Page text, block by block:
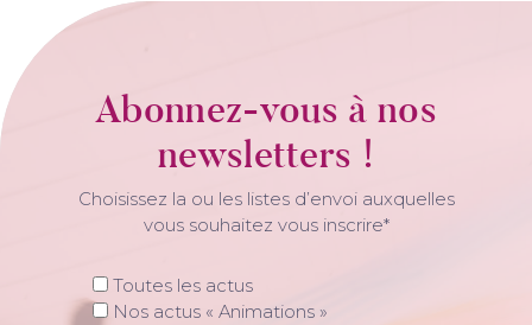
Abonnez-vous à nos
newsletters !
Choisissez la ou les listes d’envoi auxquelles
vous souhaitez vous inscrire*
Toutes les actus
Nos actus « Animations »